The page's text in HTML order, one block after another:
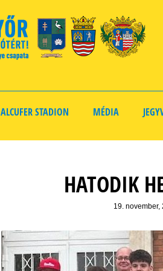
ALCUFER STADION MÉDIA
HATODIK
19. november,